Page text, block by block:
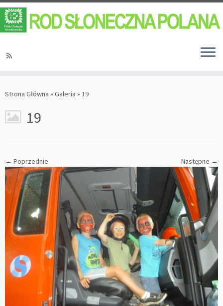
Strona Główna » Galeria » 19
19
← Poprzednie Następne →